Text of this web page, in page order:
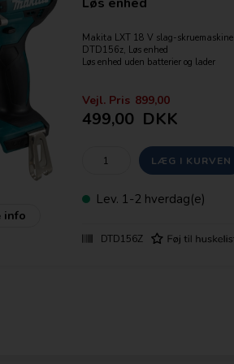
info
Makita LXT 18 V slag-skruemaskine
DTD156z, Løs enhed
Løs enhed uden batterier og lader
Ion teknologi.
Specifikationer:
Slag/min - 0-3000
Omdr./ Min - 0-25002
Grundet den lave vægt(1,3kg) og den
til monteringsopgaver.
- "Star Marked" = Elektronisk
beskyttelse af batteriet
Vejl. Pris 899,00
499,00DKK
Lev. 1-2 hverdag(e)
DTD156Z